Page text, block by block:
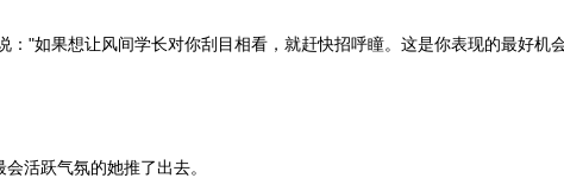
"如果想让风间学长对你刮目相看，就赶快招呼瞳。这是你表现的最好机
活跃气氛的她推了出去。